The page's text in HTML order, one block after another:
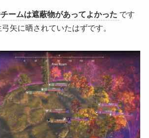
ームは遮蔽物があってよかった です
矢に晒されていたはずです。